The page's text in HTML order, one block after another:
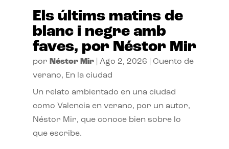
Els últims matins de
blanc i negre amb
faves, por Néstor Mir
por Néstor Mir| Ago 2, 2026
Cuento de
verano, En la ciudad
Un relato ambientado en una ciudad
como Valencia en verano, por un autor,
Néstor Mir, que conoce bien sobre lo
que escribe.